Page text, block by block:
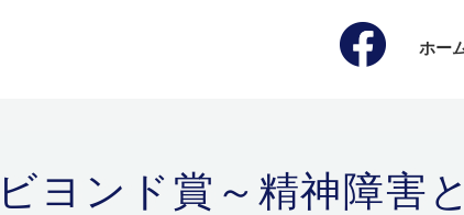
ホー
ヨンド賞～精神障害